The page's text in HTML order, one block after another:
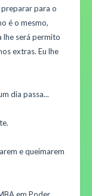
preparar para o
é o mesmo,
lhe será permito
extras. Eu lhe
dia passa...
e queimarem